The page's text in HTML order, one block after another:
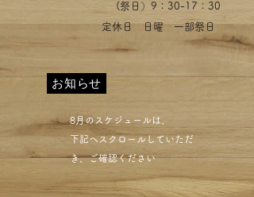
​(祭日）9：30-17：30
​定休日 日曜 一部祭日
お知らせ
​8月のスケジュールは、
下記へスクロールしていただ
き、ご確認ください​